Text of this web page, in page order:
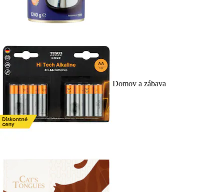
Domov a zábava